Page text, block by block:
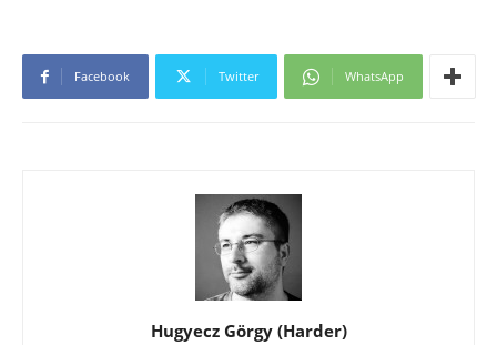
Facebook Twitter WhatsApp
Hugyecz Görgy (Harder)